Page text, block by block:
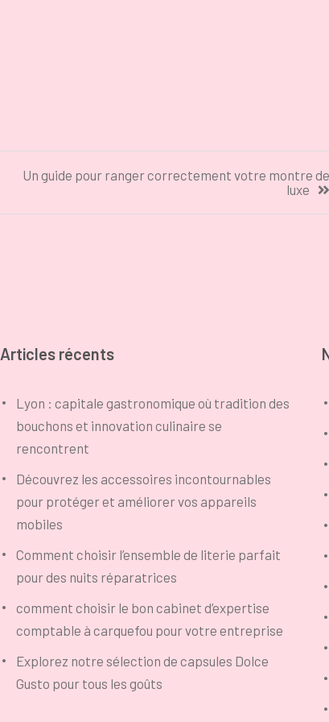
Un guide pour ranger correctement votre montre de
luxe
Articles récents
Lyon : capitale gastronomique où tradition des
bouchons et innovation culinaire se
rencontrent
Découvrez les accessoires incontournables
pour protéger et améliorer vos appareils
mobiles
Comment choisir l’ensemble de literie parfait
pour des nuits réparatrices
comment choisir le bon cabinet d’expertise
comptable à carquefou pour votre entreprise
Explorez notre sélection de capsules Dolce
Gusto pour tous les goûts